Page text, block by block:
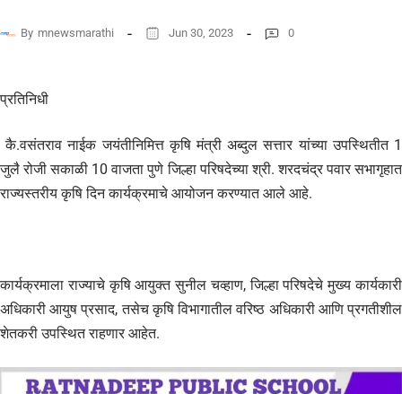
By mnewsmarathi Jun 30, 2023 0
प्रतिनिधी
कै.वसंतराव नाईक जयंतीनिमित्त कृषि मंत्री अब्दुल सत्तार यांच्या उपस्थितीत 1
जुलै रोजी सकाळी 10 वाजता पुणे जिल्हा परिषदेच्या श्री. शरदचंद्र पवार सभागृहात
राज्यस्तरीय कृषि दिन कार्यक्रमाचे आयोजन करण्यात आले आहे.
कार्यक्रमाला राज्याचे कृषि आयुक्त सुनील चव्हाण, जिल्हा परिषदेचे मुख्य कार्यकारी
अधिकारी आयुष प्रसाद, तसेच कृषि विभागातील वरिष्ठ अधिकारी आणि प्रगतीशील
शेतकरी उपस्थित राहणार आहेत.